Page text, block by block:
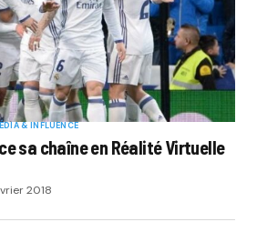
& INFLUENCE
sa chaîne en Réalité Virtuelle
2018